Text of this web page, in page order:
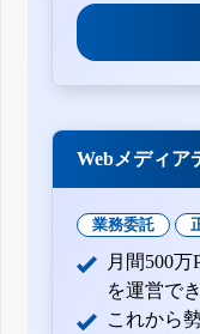
Webメディア
業務委託
月間500
を運営で
これから